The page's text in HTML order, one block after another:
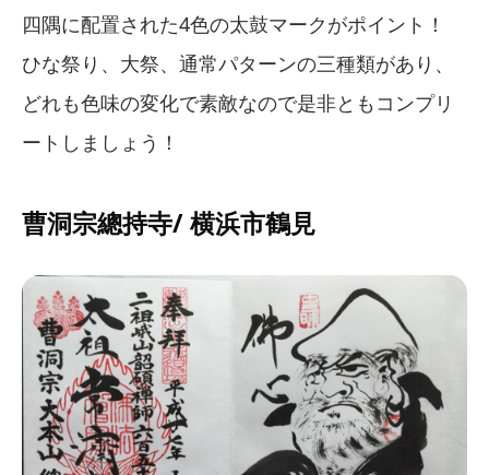
四隅に配置された4色の太鼓マークがポイント！
ひな祭り、大祭、通常パターンの三種類があり、
どれも色味の変化で素敵なので是非ともコンプリ
ートしましょう！
曹洞宗總持寺/ 横浜市鶴見